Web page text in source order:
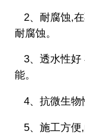
2、耐腐蚀,
耐腐蚀。
3、透水性好
能。
4、抗微生物
5、施工方便